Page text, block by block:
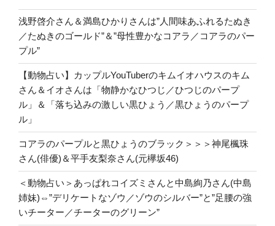
浅野啓介さん＆満島ひかりさんは”人間味あふれるたぬき
／たぬきのゴールド”＆”母性豊かなコアラ／コアラのパー
プル”
【動物占い】カップルYouTuberのキムイオハウスのキム
さん＆イオさんは「物静かなひつじ／ひつじのパープ
ル」＆「落ち込みの激しい黒ひょう／黒ひょうのパープ
ル」
コアラのパープルと黒ひょうのブラック＞＞＞神尾楓珠
さん(俳優)＆平手友梨奈さん(元欅坂46)
＜動物占い＞あっぱれコイズミさんと中島絢乃さん(中島
姉妹)⇔”デリケートなゾウ／ゾウのシルバー”と”足腰の強
いチーター／チーターのグリーン”